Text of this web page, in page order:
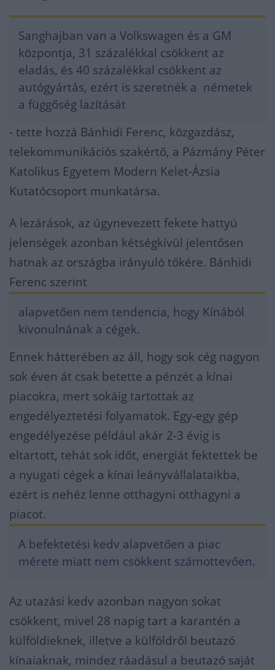
Sanghajban van a Volkswagen és a GM
központja, 31 százalékkal csökkent az
eladás, és 40 százalékkal csökkent az
autógyártás, ezért is szeretnék a németek
a függőség lazítását
- tette hozzá Bánhidi Ferenc, közgazdász,
telekommunikációs szakértő, a Pázmány Péter
Katolikus Egyetem Modern Kelet-Ázsia
Kutatócsoport munkatársa.
A lezárások, az úgynevezett fekete hattyú
jelenségek azonban kétségkívül jelentősen
hatnak az országba irányuló tőkére. Bánhidi
Ferenc szerint
alapvetően nem tendencia, hogy Kínából
kivonulnának a cégek.
Ennek hátterében az áll, hogy sok cég nagyon
sok éven át csak betette a pénzét a kínai
piacokra, mert sokáig tartottak az
engedélyeztetési folyamatok. Egy-egy gép
engedélyezése például akár 2-3 évig is
eltartott, tehát sok időt, energiát fektettek be
a nyugati cégek a kínai leányvállalataikba,
ezért is nehéz lenne otthagyni otthagyni a
piacot.
A befektetési kedv alapvetően a piac
mérete miatt nem csökkent számottevően.
Az utazási kedv azonban nagyon sokat
csökkent, mivel 28 napig tart a karantén a
külföldieknek, illetve a külföldről beutazó
kínaiaknak, mindez ráadásul a beutazó saját